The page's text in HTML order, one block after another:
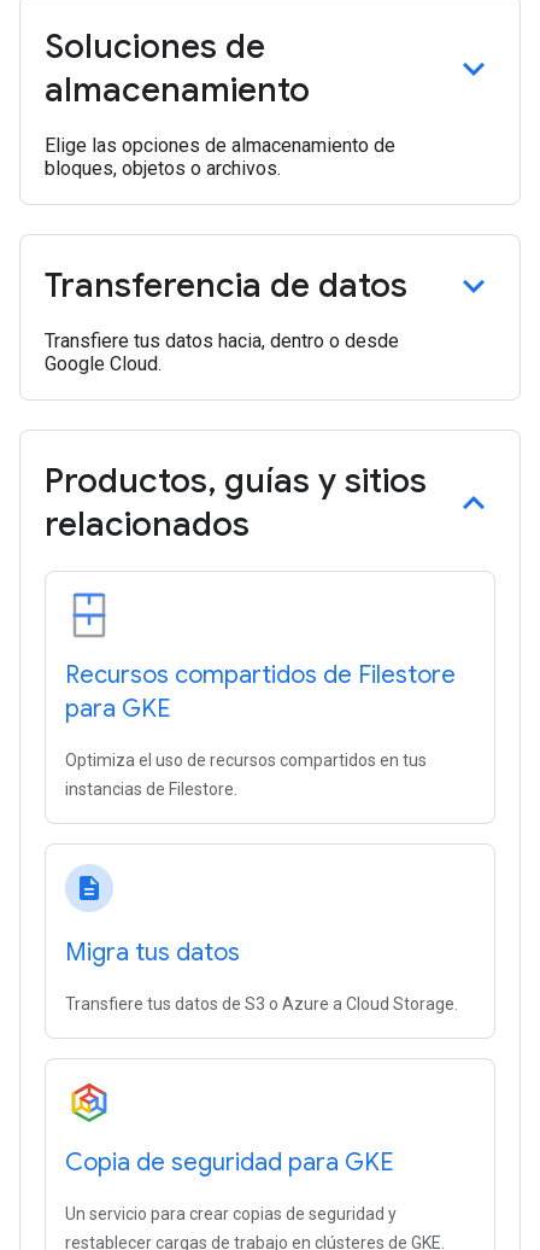
Soluciones de
almacenamiento
Elige las opciones de almacenamiento de
bloques, objetos o archivos.
Transferencia de datos
Transfiere tus datos hacia, dentro o desde
Google Cloud.
Productos, guías y sitios
relacionados
Recursos compartidos de Filestore
para GKE
Optimiza el uso de recursos compartidos en tus
instancias de Filestore.
description
Migra tus datos
Transfiere tus datos de S3 o Azure a Cloud Storage.
Copia de seguridad para GKE
Un servicio para crear copias de seguridad y
restablecer cargas de trabajo en clústeres de GKE.